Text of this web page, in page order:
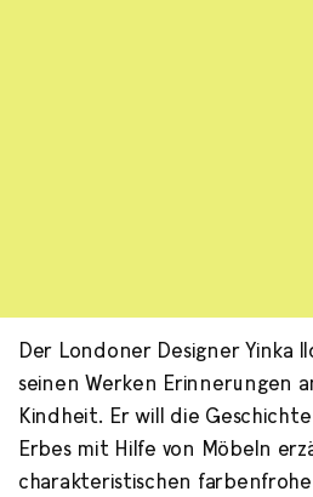
Yinka
-
Der Londoner Designer Yinka
seinen Werken Erinnerungen
Kindheit. Er will die
Erbes mit Hilfe von Möbeln
charakteristischen